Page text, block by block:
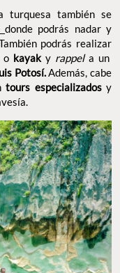
turquesa también se
donde podrás nadar y
podrás realizar
okayaky rappel a un
Potosí.Además, cabe
tours especializadosy